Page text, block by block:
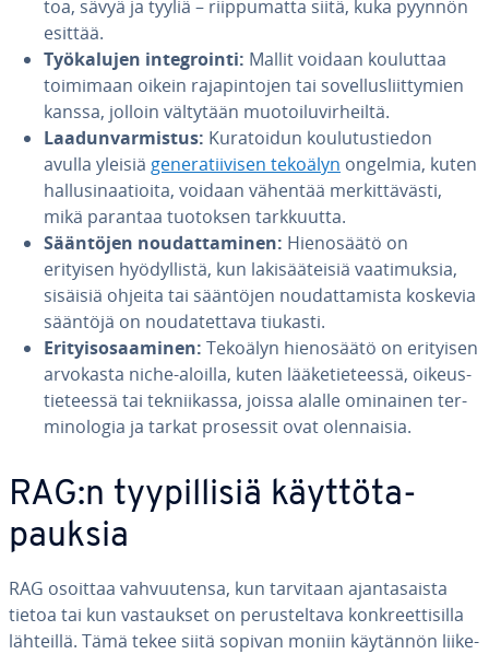
toa, sävyä ja tyyliä – riip­pu­mat­ta siitä, kuka pyynnön
esittää.
Työ­ka­lu­jen in­tegroin­ti: Mallit voidaan kouluttaa
toimimaan oikein ra­ja­pin­to­jen tai so­vel­lus­liit­ty­mien
kanssa, jolloin vältytään muo­toi­lu­vir­heil­tä.
Laa­dun­var­mis­tus: Ku­ra­toi­dun kou­lu­tus­tie­don
avulla yleisiä ge­ne­ra­tii­vi­sen tekoälyn ongelmia, kuten
hal­lusi­naa­tioi­ta, voidaan vähentää mer­kit­tä­väs­ti,
mikä parantaa tuotoksen tark­kuut­ta.
Sääntöjen nou­dat­ta­mi­nen: Hie­no­sää­tö on
erityisen hyö­dyl­lis­tä, kun la­ki­sää­tei­siä vaa­ti­muk­sia,
sisäisiä ohjeita tai sääntöjen nou­dat­ta­mis­ta koskevia
sääntöjä on nou­da­tet­ta­va tiukasti.
Eri­tyis­osaa­mi­nen: Tekoälyn hie­no­sää­tö on erityisen
arvokasta niche-aloilla, kuten lää­ke­tie­tees­sä, oi­keus­
tie­tees­sä tai tek­nii­kas­sa, joissa alalle ominainen ter­
mi­no­lo­gia ja tarkat prosessit ovat olen­nai­sia.
RAG:n tyy­pil­li­siä käyt­tö­ta­
pauk­sia
RAG osoittaa vah­vuu­ten­sa, kun tarvitaan ajan­ta­sais­ta
tietoa tai kun vas­tauk­set on pe­rus­tel­ta­va konk­reet­ti­sil­la
lähteillä. Tämä tekee siitä sopivan moniin käytännön lii­ke­